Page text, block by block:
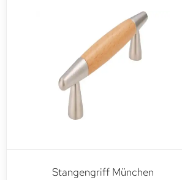
Stangengriff München